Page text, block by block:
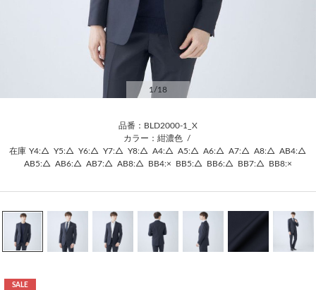
1 /18
品番：BLD2000-1_X
カラー：紺濃色 /
在庫 Y4:△ Y5:△ Y6:△ Y7:△ Y8:△ A4:△ A5:△ A6:△ A7:△ A8:△ AB4:△
AB5:△ AB6:△ AB7:△ AB8:△ BB4:× BB5:△ BB6:△ BB7:△ BB8:×
SALE